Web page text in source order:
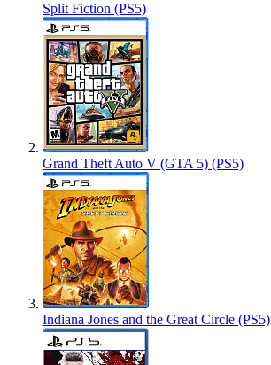
Split Fiction (PS5)
Grand Theft Auto V (GTA 5) (PS5)
Indiana Jones and the Great Circle (PS5)